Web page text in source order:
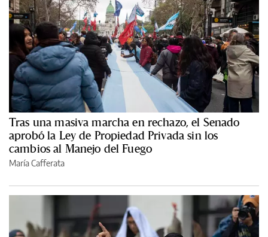
Tras una masiva marcha en rechazo, el Senado
aprobó la Ley de Propiedad Privada sin los
cambios al Manejo del Fuego
María Cafferata